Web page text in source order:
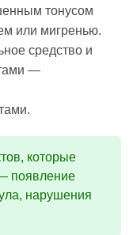
тонусом
или мигренью.
средство и
—
которые
появление
нарушения